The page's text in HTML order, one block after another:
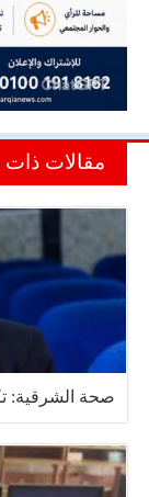
مقالات ذات
صحة الشرقية: